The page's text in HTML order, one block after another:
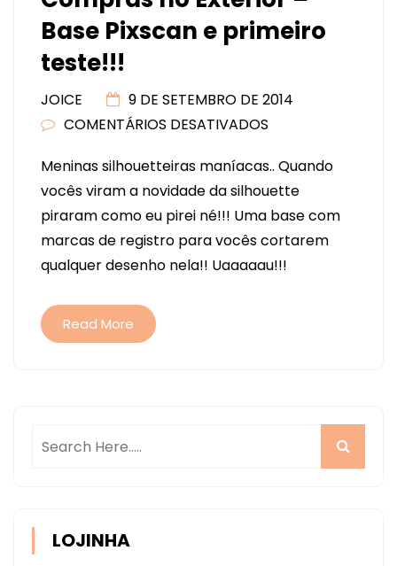
Base Pixscan e primeiro
teste!!!
JOICE
9 DE SETEMBRO DE 2014
COMENTÁRIOS DESATIVADOS
NO
EXTERIOR
–
BASE
PIXSCAN
Meninas silhouetteiras maníacas.. Quando
vocês viram a novidade da silhouette
piraram como eu pirei né!!! Uma base com
marcas de registro para vocês cortarem
qualquer desenho nela!! Uaaaaau!!!
Read More
LOJINHA